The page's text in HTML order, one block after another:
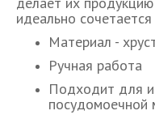
идеально
Материал -
Ручная работа
Подходит для
посудомоечной